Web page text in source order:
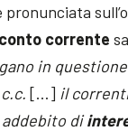
pronunciata
conto corrente
in
c.c.[…] il
di